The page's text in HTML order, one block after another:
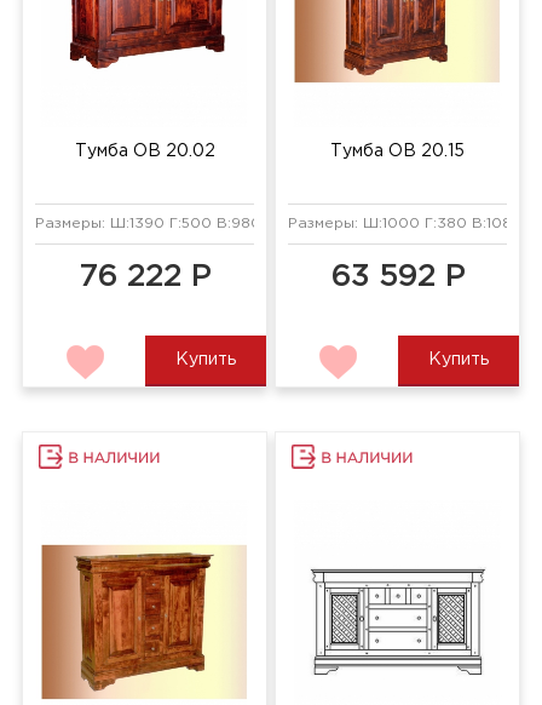
Тумба ОВ 20.02
Размеры: Ш:1390 Г:500 В:980 мм
76 222 Р
Купить
Тумба ОВ 20.15
Размеры: Ш:1000 Г:380 В:1080
63 592 Р
Купить